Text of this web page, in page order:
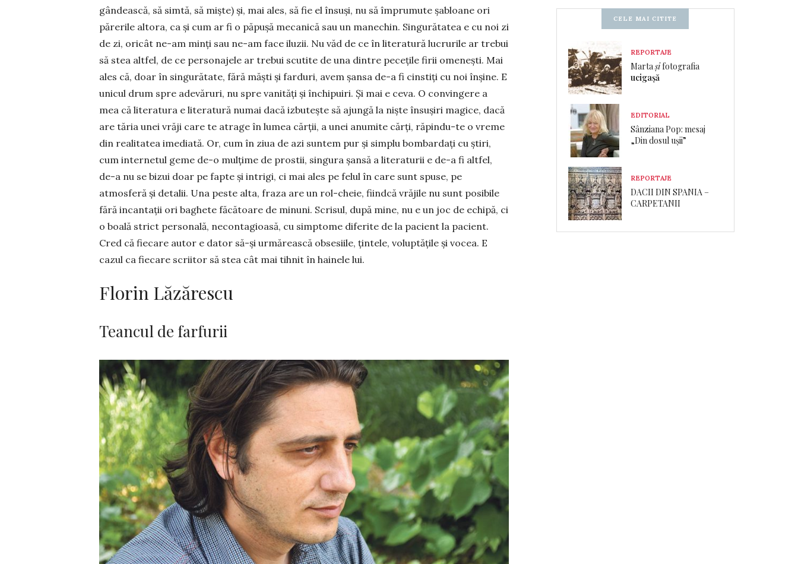
gândească, să simtă, să miște) și, mai ales, să fie el însuși, nu să împrumute șabloane ori
părerile altora, ca și cum ar fi o păpușă mecanică sau un manechin. Singu­rătatea e cu noi zi
de zi, oricât ne-am minți sau ne-am face iluzii. Nu văd de ce în literatură lucru­rile ar trebui
să stea altfel, de ce personajele ar tre­bui scutite de una dintre pecețile firii omenești. Mai
ales că, doar în singurătate, fără măști și farduri, avem șansa de-a fi cinstiți cu noi înșine. E
unicul drum spre adevăruri, nu spre vanități și închipuiri. Și mai e ceva. O convingere a
mea că literatura e literatură numai dacă izbutește să ajungă la niște însușiri magice, dacă
are tăria unei vrăji care te atra­ge în lumea cărții, a unei anumite cărți, ră­pindu-te o vreme
din realitatea imediată. Or, cum în ziua de azi suntem pur și simplu bombardați cu știri,
cum internetul geme de-o mulțime de prostii, singura șansă a literaturii e de-a fi altfel,
de-a nu se bizui doar pe fapte și intrigi, ci mai ales pe felul în care sunt spuse, pe
atmosferă și detalii. Una peste alta, fraza are un rol-cheie, fiindcă vrăjile nu sunt posibile
fără incantații ori baghete făcătoare de minuni. Scrisul, după mine, nu e un joc de echi­pă, ci
o boală strict personală, necontagioasă, cu simptome diferite de la pacient la pacient.
Cred că fiecare autor e dator să-şi urmărească obsesiile, ţin­tele, voluptăţile şi vocea. E
cazul ca fiecare scriitor să stea cât mai tihnit în hainele lui.
Florin Lăzărescu
Teancul de farfurii
CELE MAI CITITE
REPORTAJE
Martașifotografia
ucigașă
EDITORIAL
Sânziana Pop: mesaj
„Din dosul ușii”
REPORTAJE
DACII DIN SPANIA –
CARPETANII